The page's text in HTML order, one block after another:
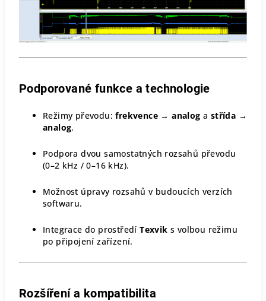
Podporované funkce a technologie
Režimy převodu:frekvence → analog a střída →
analog.
Podpora dvou samostatných rozsahů převodu
(0–2 kHz / 0–16 kHz).
Možnost úpravy rozsahů v budoucích verzích
softwaru.
Integrace do prostředíTexvik s volbou režimu
po připojení zařízení.
Rozšíření a kompatibilita